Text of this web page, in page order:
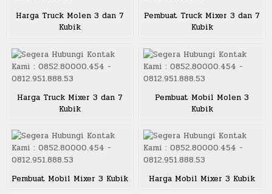
Harga Truck Molen 3 dan 7
Kubik
Pembuat Truck Mixer 3 dan 7
Kubik
Harga Truck Mixer 3 dan 7
Kubik
Pembuat Mobil Molen 3
Kubik
Pembuat Mobil Mixer 3 Kubik Harga Mobil Mixer 3 Kubik